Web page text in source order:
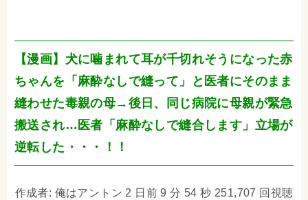
【漫画】犬に噛まれて耳が千切れそうになった赤
ちゃんを「麻酔なしで縫って」と医者にそのまま
縫わせた毒親の母→後日、同じ病院に母親が緊急
搬送され…医者「麻酔なしで縫合します」立場が
逆転した・・・！！
作成者: 俺はアントン 2 日前 9 分 54 秒 251,707 回視聴